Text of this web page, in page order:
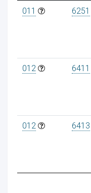
011 6251
012 6411
012 6413